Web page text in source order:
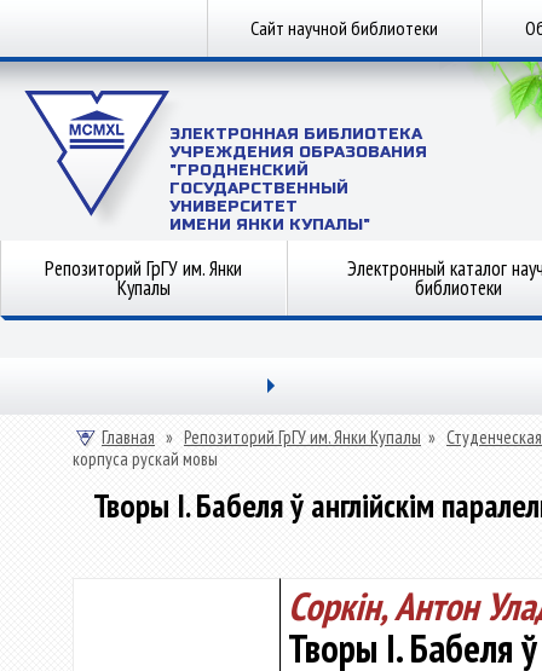
Сайт научной библиотеки
ЭЛЕКТРОННАЯ БИБЛИОТЕКА
УЧРЕЖДЕНИЯ ОБРАЗОВАНИЯ
"ГРОДНЕНСКИЙ
ГОСУДАРСТВЕННЫЙ
УНИВЕРСИТЕТ
ИМЕНИ ЯНКИ КУПАЛЫ"
Репозиторий ГрГУ им. Янки
Купалы
Электронный каталог
библиотеки
Главная » Репозиторий ГрГУ им. Янки Купалы »
корпуса рускай мовы
Творы І. Бабеля ў англійскім
Соркін, Антон
Творы І. Бабеля